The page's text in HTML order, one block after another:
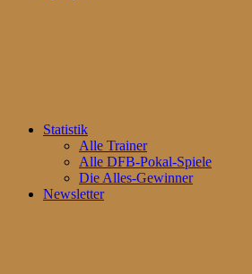
Statistik
Alle Trainer
Alle DFB-Pokal-Spiele
Die Alles-Gewinner
Newsletter